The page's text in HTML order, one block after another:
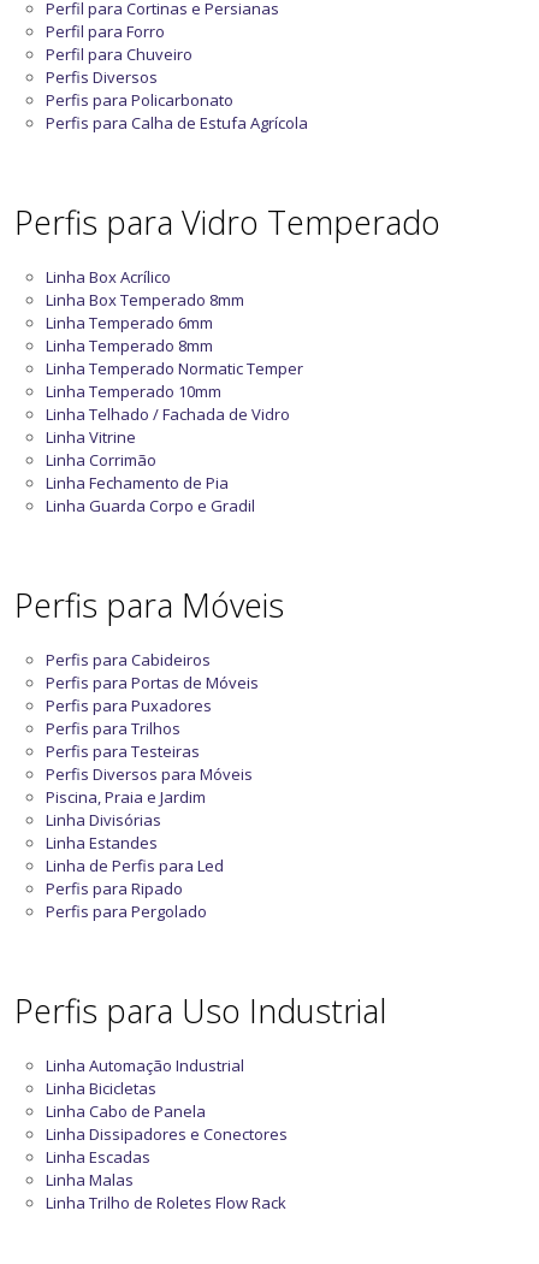
Perfil para Cortinas e Persianas
Perfil para Forro
Perfil para Chuveiro
Perfis Diversos
Perfis para Policarbonato
Perfis para Calha de Estufa Agrícola
Perfis para Vidro Temperado
Linha Box Acrílico
Linha Box Temperado 8mm
Linha Temperado 6mm
Linha Temperado 8mm
Linha Temperado Normatic Temper
Linha Temperado 10mm
Linha Telhado / Fachada de Vidro
Linha Vitrine
Linha Corrimão
Linha Fechamento de Pia
Linha Guarda Corpo e Gradil
Perfis para Móveis
Perfis para Cabideiros
Perfis para Portas de Móveis
Perfis para Puxadores
Perfis para Trilhos
Perfis para Testeiras
Perfis Diversos para Móveis
Piscina, Praia e Jardim
Linha Divisórias
Linha Estandes
Linha de Perfis para Led
Perfis para Ripado
Perfis para Pergolado
Perfis para Uso Industrial
Linha Automação Industrial
Linha Bicicletas
Linha Cabo de Panela
Linha Dissipadores e Conectores
Linha Escadas
Linha Malas
Linha Trilho de Roletes Flow Rack